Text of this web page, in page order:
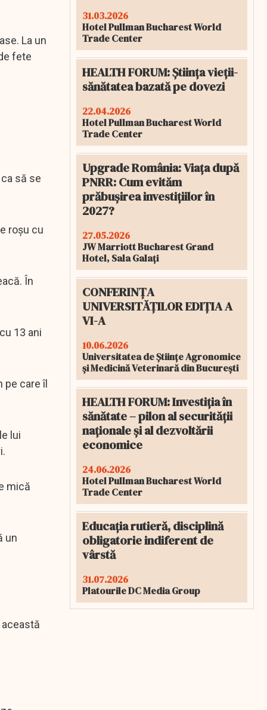
La un
fete
să se
roșu cu
În
13 ani
pe care îl
lui
mică
un
31.03.2026
Hotel Pullman Bucharest World
Trade Center
HEALTH FORUM: Știința vieții-
sănătatea bazată pe dovezi
22.04.2026
Hotel Pullman Bucharest World
Trade Center
Upgrade România: Viața după
PNRR: Cum evităm
prăbușirea investițiilor în
2027?
27.05.2026
JW Marriott Bucharest Grand
Hotel, Sala Galați
CONFERINȚA
UNIVERSITĂȚILOR EDIȚIA A
VI-A
10.06.2026
Universitatea de Științe Agronomice
și Medicină Veterinară din București
HEALTH FORUM: Investiția în
sănătate – pilon al securității
naționale și al dezvoltării
economice
24.06.2026
Hotel Pullman Bucharest World
Trade Center
Educația rutieră, disciplină
obligatorie indiferent de
vârstă
31.07.2026
Platourile DC Media Group